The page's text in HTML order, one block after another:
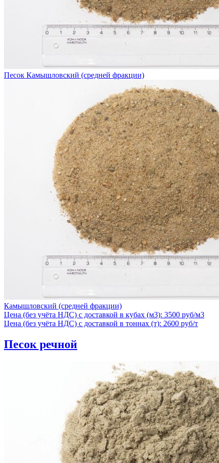
Песок Камышловский (средней фракции)
Камышловский (средней фракции)
Цена (без учёта НДС) с доставкой в кубах (м3): 3500 руб/м3
Цена (без учёта НДС) с доставкой в тоннах (т): 2600 руб/т
Песок речной